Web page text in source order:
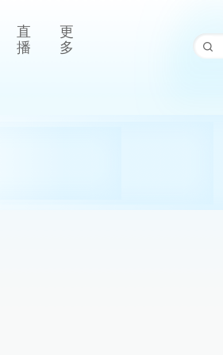
直
播
更
多